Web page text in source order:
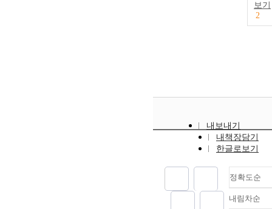
보기
2
내보내기
내책장담기
한글로보기
정확도순
정
내림차순